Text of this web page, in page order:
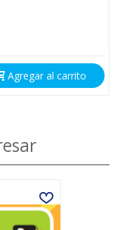
Agregar al carrito